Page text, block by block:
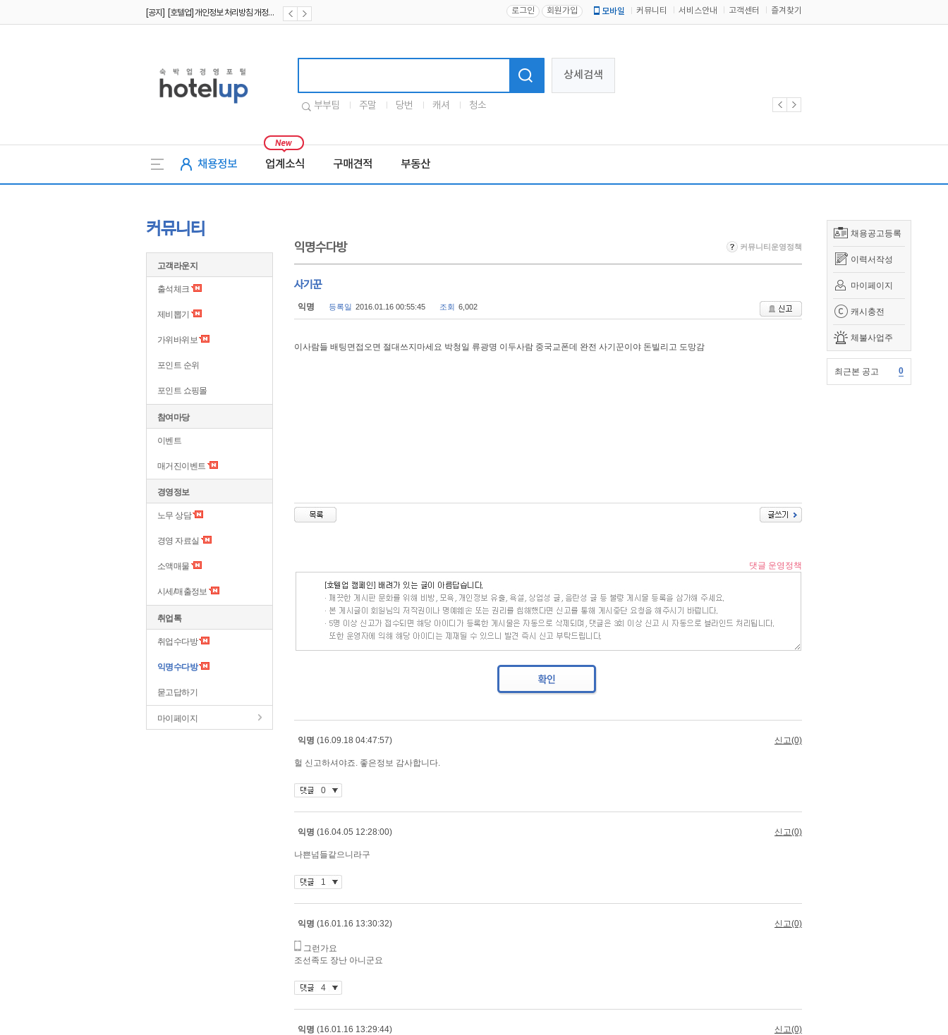
[공지] [호텔업] 개인정보 처리방침 개정본1 (19.09.02) 로그인 회원가입 모바일 커뮤니티 서비스안내 고객센터 즐겨찾기
상세검색
부부팀 주말 당번 캐셔 청소
채용정보 업계소식 구매견적 부동산
채용공고등록
이력서작성
마이페이지
캐시충전
체불사업주
최근본 공고 0
커뮤니티
고객라운지
출석체크
제비뽑기
가위바위보
포인트 순위
포인트 쇼핑몰
참여마당
이벤트
매거진이벤트
경영정보
노무 상담
경영 자료실
소액매물
시세/매출정보
취업톡
취업수다방
익명수다방
묻고답하기
마이페이지
익명수다방 커뮤니티운영정책
사기꾼
익명 등록일 2016.01.16 00:55:45 조회 6,002
이사람들 배팅면접오면 절대쓰지마세요 박청일 류광명 이두사람 중국교폰데 완전 사기꾼이야 돈빌리고 도망감